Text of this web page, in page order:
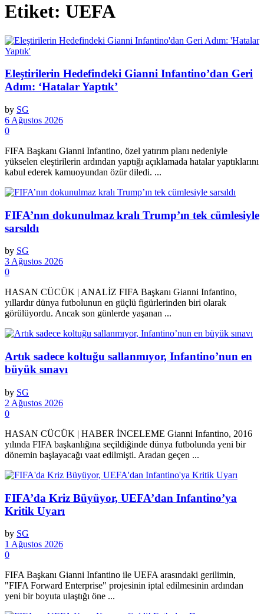
Etiket: UEFA
Eleştirilerin Hedefindeki Gianni Infantino’dan Geri
Adım: ‘Hatalar Yaptık’
by SG
6 Ağustos 2026
0
FIFA Başkanı Gianni Infantino, özel yatırım planı nedeniyle
yükselen eleştirilerin ardından yaptığı açıklamada hatalar yaptıklarını
kabul ederek kamuoyundan özür diledi. ...
FIFA’nın dokunulmaz kralı Trump’ın tek cümlesiyle
sarsıldı
by SG
3 Ağustos 2026
0
HASAN CÜCÜK | ANALİZ FIFA Başkanı Gianni Infantino,
yıllardır dünya futbolunun en güçlü figürlerinden biri olarak
görülüyordu. Ancak son günlerde yaşanan ...
Artık sadece koltuğu sallanmıyor, Infantino’nun en
büyük sınavı
by SG
2 Ağustos 2026
0
HASAN CÜCÜK | HABER İNCELEME Gianni Infantino, 2016
yılında FIFA başkanlığına seçildiğinde dünya futbolunda yeni bir
dönemin başlayacağı vaat edilmişti. Aradan geçen ...
FIFA’da Kriz Büyüyor, UEFA’dan Infantino’ya
Kritik Uyarı
by SG
1 Ağustos 2026
0
FIFA Başkanı Gianni Infantino ile UEFA arasındaki gerilimin,
"FIFA Forward Enterprise" projesinin iptal edilmesinin ardından
yeni bir boyuta ulaştığı öne ...